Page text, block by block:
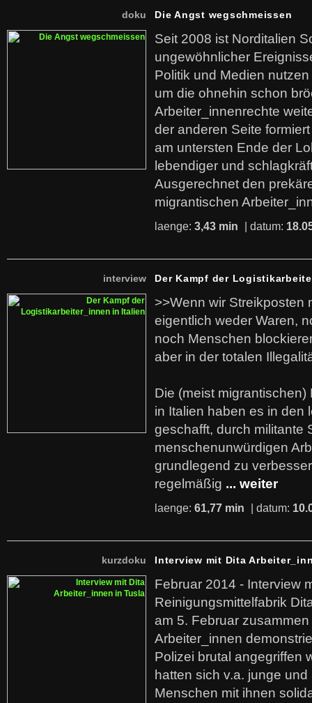
doku Die Angst wegschmeissen
Seit 2008 ist Norditalien
ungewöhnlicher
Politik und Medien
um die ohnehin schon
Arbeiter_innenrechte
der anderen Seite
am untersten Ende der
lebendiger und
Ausgerechnet den
migrantischen
laenge: 3,43 min | datum:
interview Der Kampf der
>>Wenn wir Streikposten
eigentlich weder Waren,
noch Menschen
aber in der totalen
Die (meist
in Italien haben es in den
geschafft, durch militante
menschenunwürdigen
grundlegend zu
regelmäßig ... weiter
laenge: 61,77 min | datum:
kurzdoku Interview mit Dita
Februar 2014 - Interview
Reinigungsmittelfabrik
am 5. Februar
Arbeiter_innen
Polizei brutal angegriffen
hatten sich v.a. junge
Menschen mit ihnen